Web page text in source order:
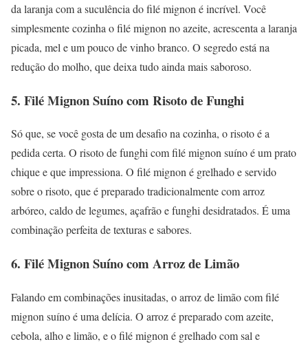
da laranja com a suculência do filé mignon é incrível. Você
simplesmente cozinha o filé mignon no azeite, acrescenta a laranja
picada, mel e um pouco de vinho branco. O segredo está na
redução do molho, que deixa tudo ainda mais saboroso.
5. Filé Mignon Suíno com Risoto de Funghi
Só que, se você gosta de um desafio na cozinha, o risoto é a
pedida certa. O risoto de funghi com filé mignon suíno é um prato
chique e que impressiona. O filé mignon é grelhado e servido
sobre o risoto, que é preparado tradicionalmente com arroz
arbóreo, caldo de legumes, açafrão e funghi desidratados. É uma
combinação perfeita de texturas e sabores.
6. Filé Mignon Suíno com Arroz de Limão
Falando em combinações inusitadas, o arroz de limão com filé
mignon suíno é uma delícia. O arroz é preparado com azeite,
cebola, alho e limão, e o filé mignon é grelhado com sal e